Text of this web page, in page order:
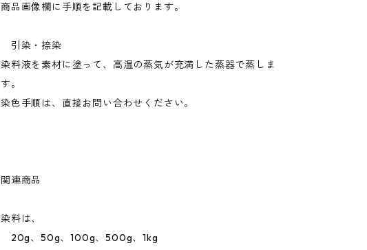
商品画像欄に手順を記載しております。
引染・捺染
染料液を素材に塗って、高温の蒸気が充満した蒸器で蒸しま
す。
染色手順は、直接お問い合わせください。
関連商品
染料は、
20g、50g、100g、500g、1kg